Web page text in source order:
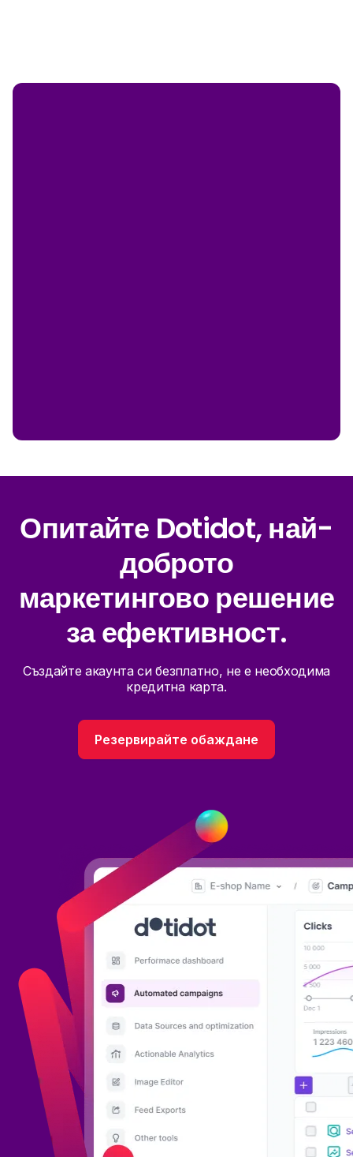
Опитайте Dotidot, най-
доброто
маркетингово решение
за ефективност.
Създайте акаунта си безплатно, не е необходима
кредитна карта.
Резервирайте обаждане